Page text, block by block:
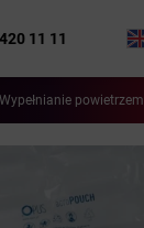
11 11
Wypełnianie powietrzem